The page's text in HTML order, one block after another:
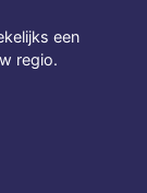
een
regio.